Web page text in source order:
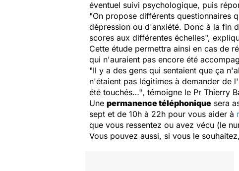
éventuel suivi psychologique, puis
"On propose différents questionnaires
dépression ou d'anxiété. Donc à la fin
scores aux différentes échelles",
Cette étude permettra ainsi en cas de
qui n'auraient pas encore été
"Il y a des gens qui sentaient que ça
n'étaient pas légitimes à demander de
été touchés…", témoigne le Pr Thierry
Une permanence téléphonique sera
sept et de 10h à 22h pour vous aider à
que vous ressentez ou avez vécu (le
Vous pouvez aussi, si vous le